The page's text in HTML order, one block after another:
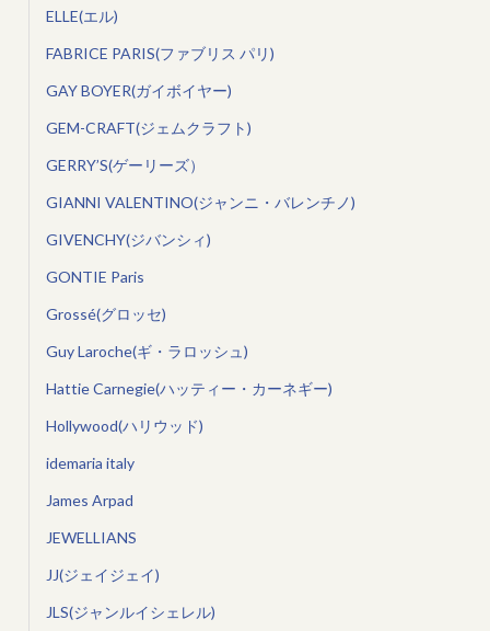
ELLE(エル)
FABRICE PARIS(ファブリス パリ)
GAY BOYER(ガイボイヤー)
GEM-CRAFT(ジェムクラフト)
GERRY’S(ゲーリーズ）
GIANNI VALENTINO(ジャンニ・バレンチノ)
GIVENCHY(ジバンシィ)
GONTIE Paris
Grossé(グロッセ)
Guy Laroche(ギ・ラロッシュ)
Hattie Carnegie(ハッティー・カーネギー)
Hollywood(ハリウッド)
idemaria italy
James Arpad
JEWELLIANS
JJ(ジェイジェイ)
JLS(ジャンルイシェレル)